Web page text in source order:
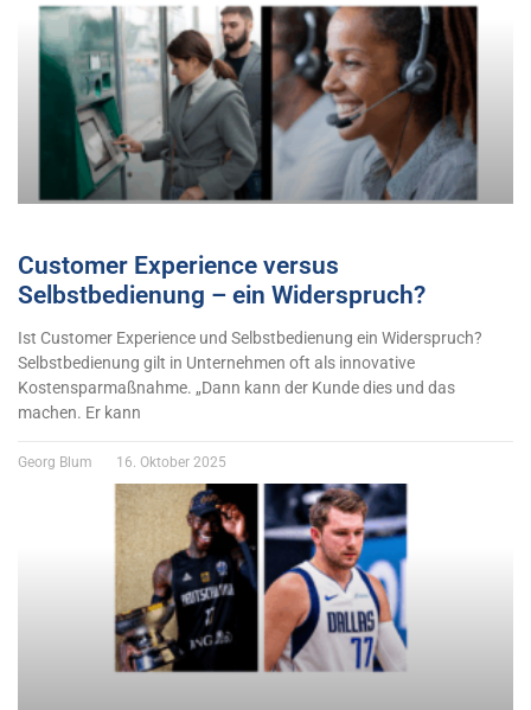
Customer Experience versus
Selbstbedienung – ein Widerspruch?
Ist Customer Experience und Selbstbedienung ein Widerspruch?
Selbstbedienung gilt in Unternehmen oft als innovative
Kostensparmaßnahme. „Dann kann der Kunde dies und das
machen. Er kann
Georg Blum 16. Oktober 2025